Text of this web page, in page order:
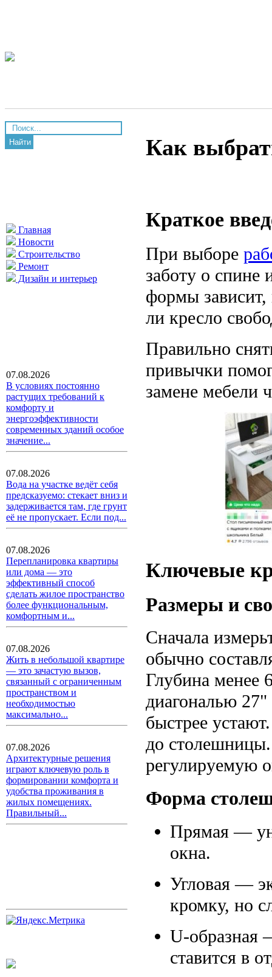
Найти
Главная
Новости
Строительство
Ремонт
Дизайн и интерьер
07.08.2026
В условиях постоянно
растущих требований к
комфорту и
энергоэффективности
современных зданий особое
значение...
07.08.2026
Вода на участке ведёт себя
предсказуемо: стекает вниз и
задерживается там, где грунт
её не пропускает. Если под...
07.08.2026
Перепланировка квартиры
или дома — это
эффективный способ
сделать жилое пространство
более функциональным,
комфортным и...
07.08.2026
Жить в небольшой квартире
— это зачастую вызов,
связанный с ограниченным
пространством и
необходимостью
максимально...
07.08.2026
Архитектурные решения
играют ключевую роль в
формировании комфорта и
удобства проживания в
жилых помещениях.
Правильный...
Как
Краткое
При выборе
заботу о спине
формы
ли кресло
Правильно
привычки
замене мебели
Ключевые
Размеры и
Сначала
обычно
Глубина менее
диагональю 27"
быстрее
до
регулируемую
Форма
Прямая —
окна.
Угловая —
кромку, но
U-образная
ставится в